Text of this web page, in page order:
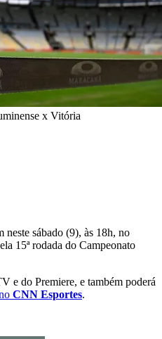
x Vitória
neste sábado (9), às 18h, no
15ª rodada do Campeonato
e do Premiere, e também poderá
CNN Esportes.